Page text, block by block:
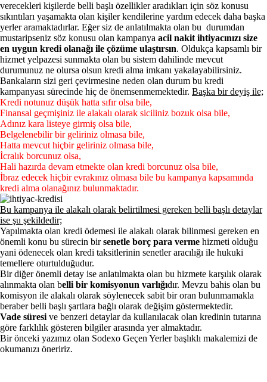
verecekleri kişilerde belli başlı özellikler aradıkları için söz konusu
sıkıntıları yaşamakta olan kişiler kendilerine yardım edecek daha başka
yerler aramaktadırlar. Eğer siz de anlatılmakta olan bu durumdan
mustaripseniz söz konusu olan kampanya acil nakit ihtiyacınızı size
en uygun kredi olanağı ile çözüme ulaştırsın. Oldukça kapsamlı bir
hizmet yelpazesi sunmakta olan bu sistem dahilinde mevcut
durumunuz ne olursa olsun kredi alma imkanı yakalayabilirsiniz.
Bankaların sizi geri çevirmesine neden olan durum bu kredi
kampanyası sürecinde hiç de önemsenmemektedir. Başka bir deyiş ile;
Kredi notunuz düşük hatta sıfır olsa bile,
Finansal geçmişiniz ile alakalı olarak siciliniz bozuk olsa bile,
Adınız kara listeye girmiş olsa bile,
Belgelenebilir bir geliriniz olmasa bile,
Hatta mevcut hiçbir geliriniz olmasa bile,
İcralık borcunuz olsa,
Hali hazırda devam etmekte olan kredi borcunuz olsa bile,
İbraz edecek hiçbir evrakınız olmasa bile bu kampanya kapsamında
kredi alma olanağınız bulunmaktadır.
Bu kampanya ile alakalı olarak belirtilmesi gereken belli başlı detaylar
ise şu şekildedir;
Yapılmakta olan kredi ödemesi ile alakalı olarak bilinmesi gereken en
önemli konu bu sürecin birsenetle borç para verme hizmeti olduğu
yani ödenecek olan kredi taksitlerinin senetler aracılığı ile hukuki
temellere oturtulduğudur.
Bir diğer önemli detay ise anlatılmakta olan bu hizmete karşılık olarak
alınmakta olan belli bir komisyonun varlığıdır. Mevzu bahis olan bu
komisyon ile alakalı olarak söylenecek sabit bir oran bulunmamakla
beraber belli başlı şartlara bağlı olarak değişim göstermektedir.
Vade süresi ve benzeri detaylar da kullanılacak olan kredinin tutarına
göre farklılık gösteren bilgiler arasında yer almaktadır.
Bir önceki yazımız olan Sodexo Geçen Yerlerbaşlıklı makalemizi de
okumanızı öneririz.